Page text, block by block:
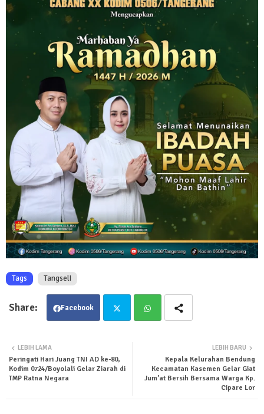
Tags TangselI
Facebook
ter
LEBIH BARU
Kepala Kelurahan Bendung
Kecamatan Kasemen Gelar Giat
Jum’at Bersih Bersama Warga Kp.
Cipare Lor
LEBIH LAMA
Peringati Hari Juang TNI AD ke-80,
Kodim 0724/Boyolali Gelar Ziarah di
TMP Ratna Negara